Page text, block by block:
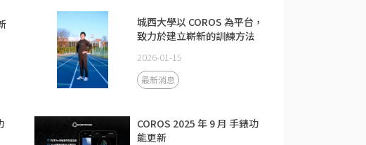
城西大學以 COROS 為平台，
致力於建立嶄新的訓練方法
2026-01-15
最新消息
COROS 2025 年 9 月 手錶功
能更新